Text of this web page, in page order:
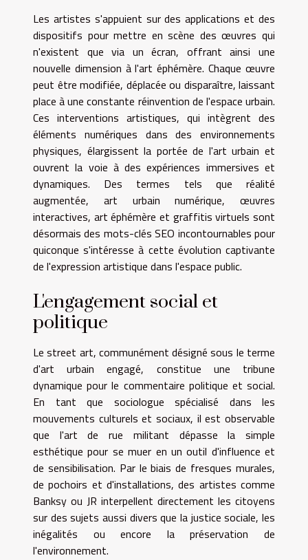
Les artistes s'appuient sur des applications et des
dispositifs pour mettre en scène des œuvres qui
n'existent que via un écran, offrant ainsi une
nouvelle dimension à l'art éphémère. Chaque œuvre
peut être modifiée, déplacée ou disparaître, laissant
place à une constante réinvention de l'espace urbain.
Ces interventions artistiques, qui intègrent des
éléments numériques dans des environnements
physiques, élargissent la portée de l'art urbain et
ouvrent la voie à des expériences immersives et
dynamiques. Des termes tels que réalité
augmentée, art urbain numérique, œuvres
interactives, art éphémère et graffitis virtuels sont
désormais des mots-clés SEO incontournables pour
quiconque s'intéresse à cette évolution captivante
de l'expression artistique dans l'espace public.
L'engagement social et
politique
Le street art, communément désigné sous le terme
d'art urbain engagé, constitue une tribune
dynamique pour le commentaire politique et social.
En tant que sociologue spécialisé dans les
mouvements culturels et sociaux, il est observable
que l'art de rue militant dépasse la simple
esthétique pour se muer en un outil d'influence et
de sensibilisation. Par le biais de fresques murales,
de pochoirs et d'installations, des artistes comme
Banksy ou JR interpellent directement les citoyens
sur des sujets aussi divers que la justice sociale, les
inégalités ou encore la préservation de
l'environnement.